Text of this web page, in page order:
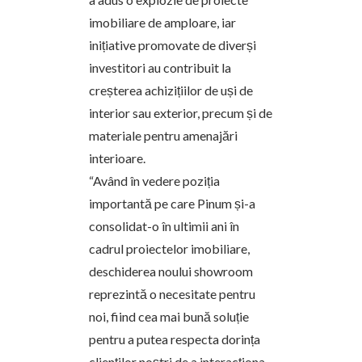
imobiliare de amploare, iar
inițiative promovate de diverși
investitori au contribuit la
creșterea achizițiilor de uși de
interior sau exterior, precum și de
materiale pentru amenajări
interioare.
“Având în vedere poziția
importantă pe care Pinum și-a
consolidat-o în ultimii ani în
cadrul proiectelor imobiliare,
deschiderea noului showroom
reprezintă o necesitate pentru
noi, fiind cea mai bună soluție
pentru a putea respecta dorința